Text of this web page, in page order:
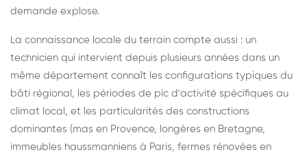
demande explose.
La connaissance locale du terrain compte aussi : un
technicien qui intervient depuis plusieurs années dans un
même département connaît les configurations typiques du
bâti régional, les périodes de pic d'activité spécifiques au
climat local, et les particularités des constructions
dominantes (mas en Provence, longères en Bretagne,
immeubles haussmanniens à Paris, fermes rénovées en